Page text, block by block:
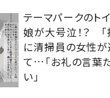
テーマパークのト
娘が大号泣！？ 「
に清掃員の女性が
て…「お礼の言葉
い」